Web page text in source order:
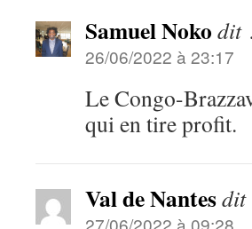
Samuel Noko dit
26/06/2022 à 23:17
Le Congo-
qui en tire profit.
Val de Nantes
27/06/2022 à 09:28